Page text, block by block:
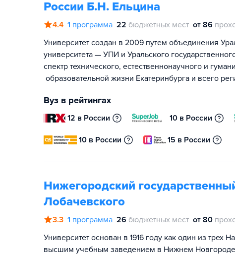
России Б.Н. Ельцина
4.4 1 программа 22 бюджетных мест от 86
Университет создан в 2009 путем объединения
университета — УПИ и Уральского
спектр технического, естественнонаучного и
образовательной жизни Екатеринбурга и всего
Вуз в рейтингах
12 в России 10 в России
10 в России 15 в России
Нижегородский
Лобачевского
3.3 1 программа 26 бюджетных мест от 80
Университет основан в 1916 году как один из трех
высшим учебным заведением в Нижнем